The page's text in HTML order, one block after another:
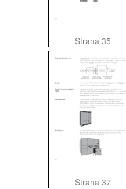
Strana 35
Strana 37